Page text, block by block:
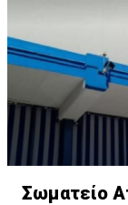
Σωματείο